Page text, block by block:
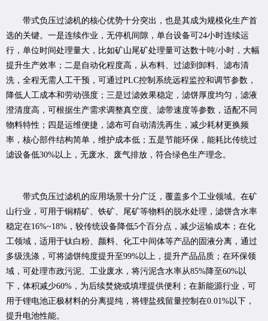
带式负压过滤机的核心优势十分突出，也是其成为规模化生产首
选的关键。一是连续作业，无停机间隙，单台设备可24小时连续运
行，单位时间处理量大，比如矿山尾矿处理量可达数十吨/小时，大幅
提升生产效率；二是自动化程度高，从布料、过滤到卸料、滤布清
洗，全程无需人工干预，可通过PLC控制系统远程监控和调节参数，
降低人工成本和劳动强度；三是过滤效果稳定，滤饼厚度均匀，滤液
澄清度高，可根据生产需求调整真空度、滤带速度等参数，适配不同
物料特性；四是运维便捷，滤布可自动清洗再生，减少耗材更换频
率，核心部件结构简单，维护成本低；五是节能环保，能耗比传统过
滤设备低30%以上，无废水、废气排放，符合绿色生产理念。
带式负压过滤机的应用场景十分广泛，覆盖多个工业领域。在矿
山行业，可用于铜精矿、铁矿、尾矿等物料的脱水处理，滤饼含水率
稳定在16%~18%，较传统设备降低5个百分点，减少运输成本；在化
工领域，适用于钛白粉、颜料、化工中间体等产品的固液分离，通过
多级洗涤，可将滤饼纯度提升至99%以上，提升产品品质；在环保领
域，可处理市政污泥、工业废水，将污泥含水率从85%降至60%以
下，体积减少60%，为后续焚烧或填埋提供便利；在新能源行业，可
用于锂电池正极材料的分离提纯，将锂盐残留量控制在0.01%以下，
提升电池性能。